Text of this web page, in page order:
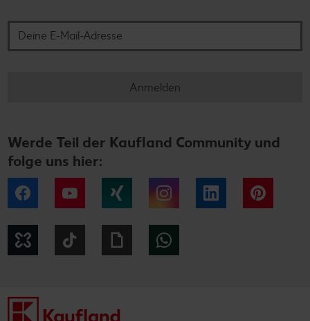
Anmelden
Werde Teil der Kaufland Community und
folge uns hier:
Facebook YouTube Instagram LinkedIn
Kununu Giphy